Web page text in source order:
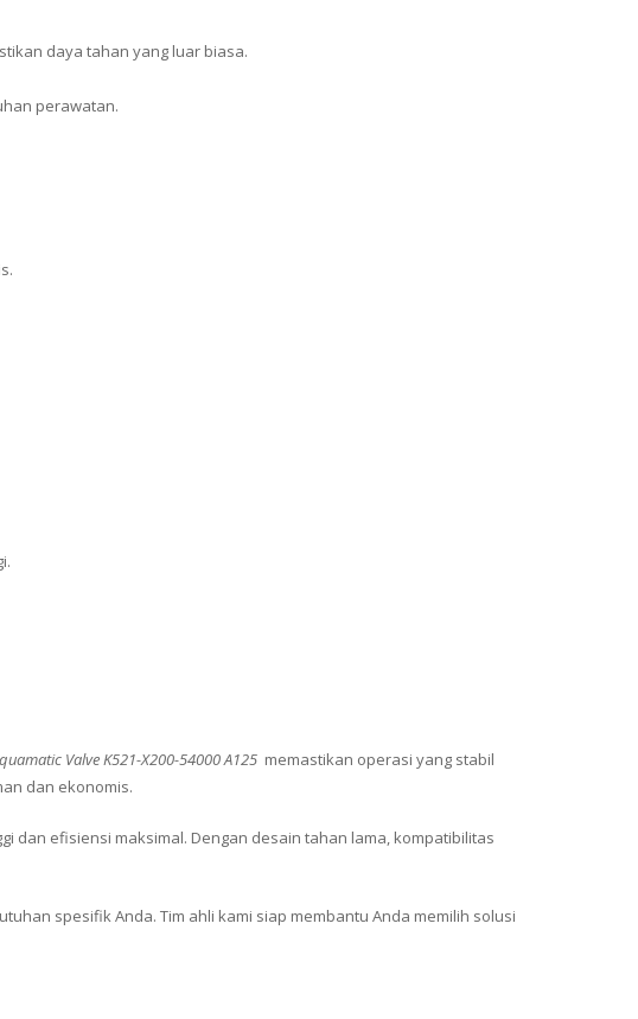
daya tahan yang luar biasa.
perawatan.
Valve K521-X200-54000 A125 memastikan operasi yang stabil
dan ekonomis.
dan efisiensi maksimal. Dengan desain tahan lama, kompatibilitas
spesifik Anda. Tim ahli kami siap membantu Anda memilih solusi